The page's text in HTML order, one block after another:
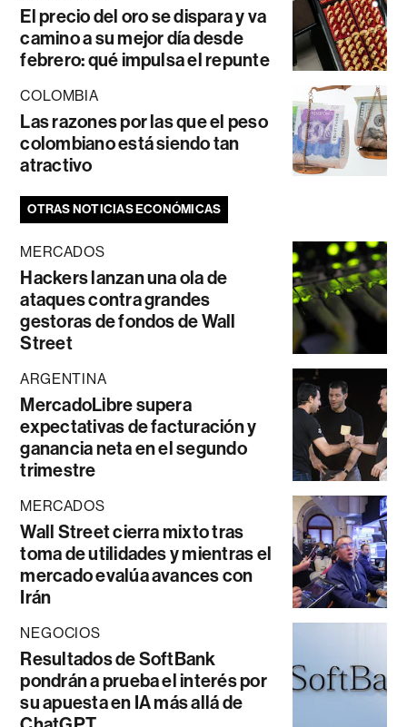
El precio del oro se dispara y va
camino a su mejor día desde
febrero: qué impulsa el repunte
COLOMBIA
Las razones por las que el peso
colombiano está siendo tan
atractivo
OTRAS NOTICIAS ECONÓMICAS
MERCADOS
Hackers lanzan una ola de
ataques contra grandes
gestoras de fondos de Wall
Street
ARGENTINA
MercadoLibre supera
expectativas de facturación y
ganancia neta en el segundo
trimestre
MERCADOS
Wall Street cierra mixto tras
toma de utilidades y mientras el
mercado evalúa avances con
Irán
NEGOCIOS
Resultados de SoftBank
pondrán a prueba el interés por
su apuesta en IA más allá de